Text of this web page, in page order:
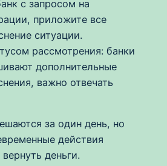
с запросом на
приложите все
ситуации.
рассмотрения: банки
дополнительные
важно отвечать
за один день, но
действия
деньги.